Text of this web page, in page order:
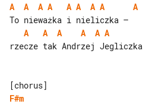
A
A A A A A A A A
A
A A A A A
rzecze tak Andrzej Jegliczka
F#m